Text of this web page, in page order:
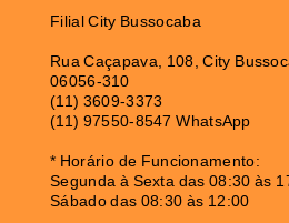
Filial City Bussocaba
Rua Caçapava, 108, City
06056-310
(11) 3609-3373
(11) 97550-8547 WhatsApp
* Horário de Funcionamento:
Segunda à Sexta das 08:30 às
Sábado das 08:30 às 12:00